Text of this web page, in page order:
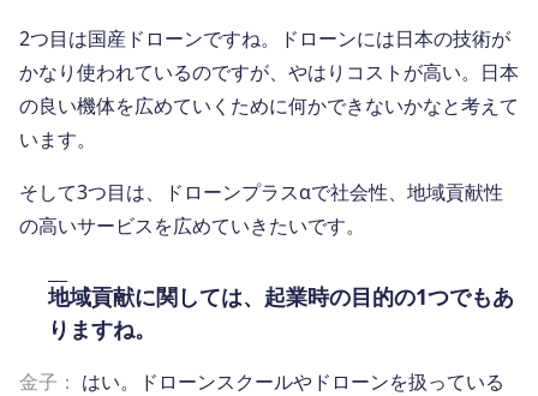
2つ目は国産ドローンですね。ドローンには日本の技術が
かなり使われているのですが、やはりコストが高い。日本
の良い機体を広めていくために何かできないかなと考えて
います。
そして3つ目は、ドローンプラスαで社会性、地域貢献性
の高いサービスを広めていきたいです。
地域貢献に関しては、起業時の目的の1つでもあ
りますね。
金子： はい。ドローンスクールやドローンを扱っている